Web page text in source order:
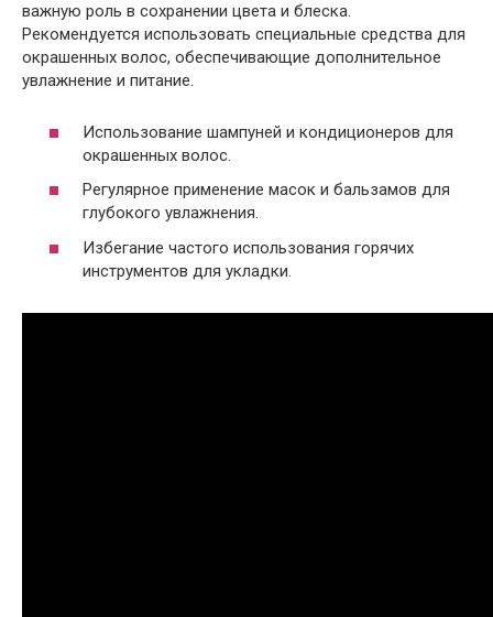
важную роль в сохранении цвета и блеска.
Рекомендуется использовать специальные средства для
окрашенных волос, обеспечивающие дополнительное
увлажнение и питание.
Использование шампуней и кондиционеров для
окрашенных волос.
Регулярное применение масок и бальзамов для
глубокого увлажнения.
Избегание частого использования горячих
инструментов для укладки.